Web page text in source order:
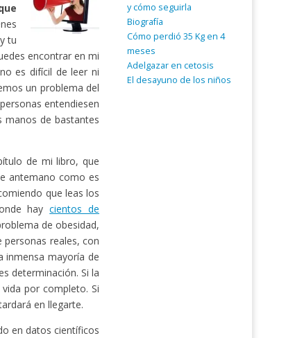
tu
encontrar en mi
es difícil de leer ni
un problema del
entendiesen
manos de bastantes
de mi libro, que
antemano como es
que leas los
haycientos de
de obesidad,
reales, con
inmensa mayoría de
determinación. Si la
por completo. Si
en llegarte.
en datos científicos
y cómo seguirla
Biografía
Cómo perdió 35 Kg en 4
meses
Adelgazar en cetosis
El desayuno de los niños